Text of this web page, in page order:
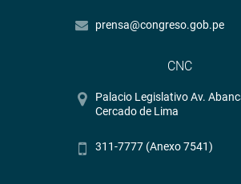
prensa@congreso.gob.pe
CNC
Palacio Legislativo Av.
Cercado de Lima
311-7777 (Anexo 7541)